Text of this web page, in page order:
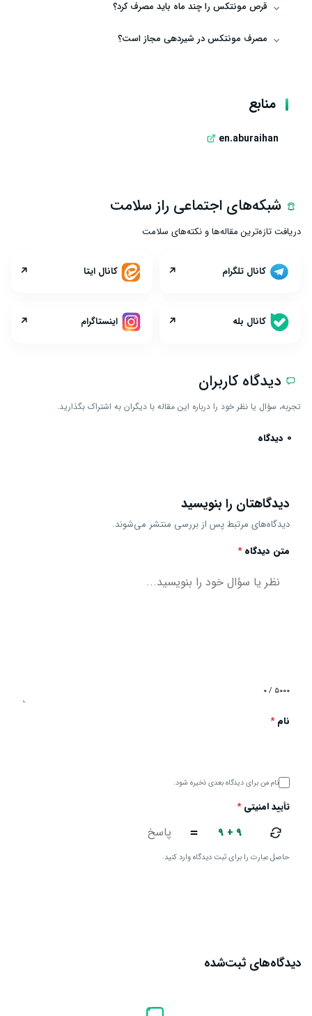
قرص مونتکس را چند ماه باید مصرف کرد؟
مصرف مونتکس در شیردهی مجاز است؟
منابع
en.aburaihan
شبکه‌های اجتماعی راز سلامت
دریافت تازه‌ترین مقاله‌ها و نکته‌های سلامت
کانال تلگرام ↗ کانال ایتا ↗
کانال بله ↗ اینستاگرام ↗
دیدگاه کاربران
تجربه، سؤال یا نظر خود را درباره این مقاله با دیگران به اشتراک بگذارید.
0 دیدگاه
دیدگاهتان را بنویسید
دیدگاه‌های مرتبط پس از بررسی منتشر می‌شوند.
متن دیدگاه*
۰ / ۵۰۰۰
نام*
نام من برای دیدگاه بعدی ذخیره شود.
تأیید امنیتی*
۹ + ۹ =
حاصل عبارت را برای ثبت دیدگاه وارد کنید.
دیدگاه‌های ثبت‌شده